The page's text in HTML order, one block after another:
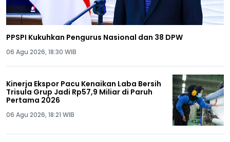
PPSPI Kukuhkan Pengurus Nasional dan 38 DPW
06 Agu 2026, 18:30 WIB
Kinerja Ekspor Pacu Kenaikan Laba Bersih
Trisula Grup Jadi Rp57,9 Miliar di Paruh
Pertama 2026
06 Agu 2026, 18:21 WIB